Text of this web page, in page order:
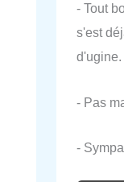
- Tout
s'est
d'ugine.
- Pas
-